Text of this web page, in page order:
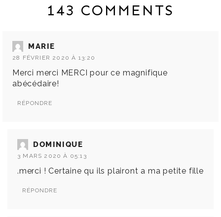
143 COMMENTS
MARIE
28 FÉVRIER 2020 À 13:20
Merci merci MERCI pour ce magnifique
abécédaire!
RÉPONDRE
DOMINIQUE
3 MARS 2020 À 05:13
.merci ! Certaine qu ils plairont a ma petite fille
RÉPONDRE